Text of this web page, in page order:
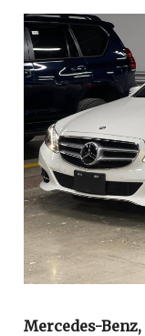
Mercedes-Benz,